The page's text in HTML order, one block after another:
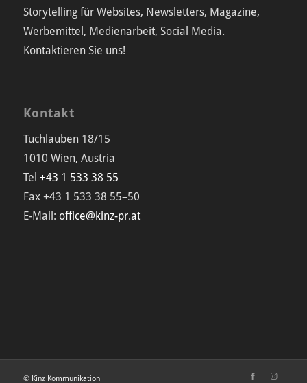
Storytelling für Websites, Newsletters, Magazine,
Werbemittel, Medienarbeit, Social Media.
Kontaktieren Sie uns!
Kontakt
Tuchlauben 18/15
1010 Wien, Austria
Tel +43 1 533 38 55
Fax +43 1 533 38 55–50
E-Mail: office@kinz-pr.at
© Kinz Kommunikation